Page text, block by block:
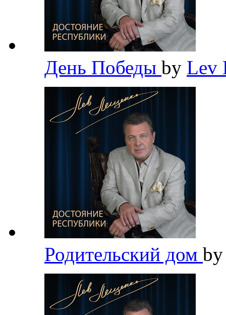
День Победы by Lev
Родительский дом